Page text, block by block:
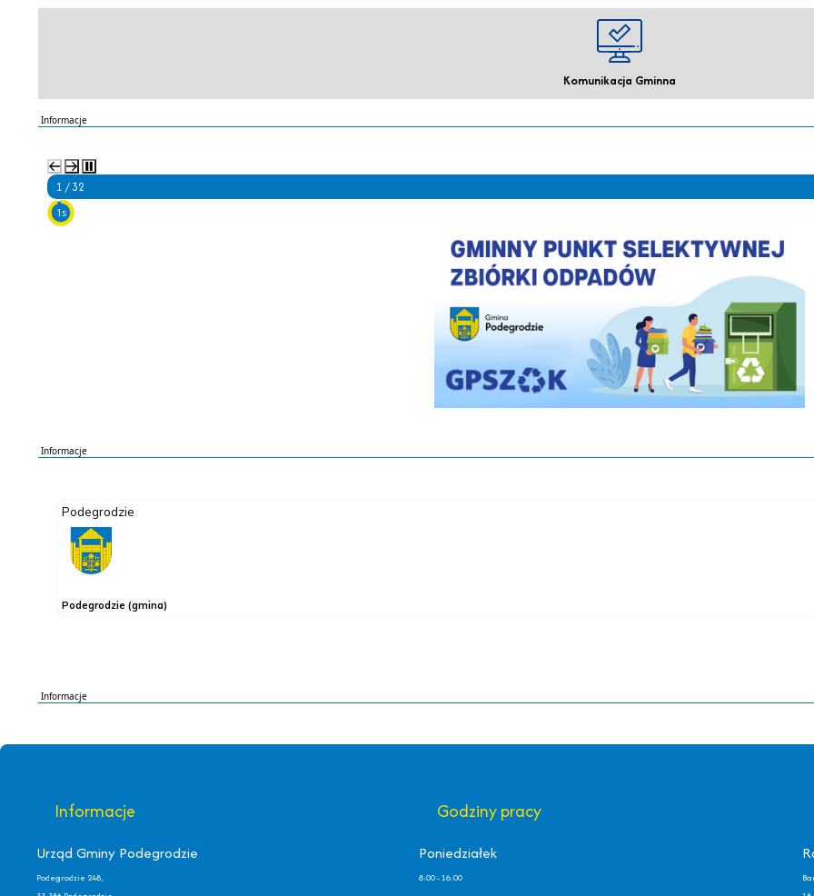
Komunikacja Gminna
Informacje
2 / 32
5s
PLACÓWKA WSPARCIA DZIENNEGO DLA
Informacje
Informacje
Informacje
Urząd Gminy Podegrodzie
Podegrodzie 248,
Godziny pracy
Poniedziałek
8:00 - 16:00